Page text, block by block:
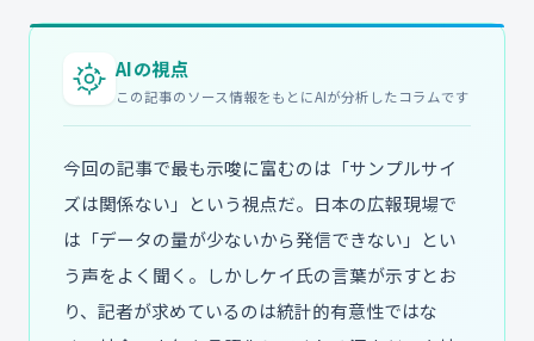
AIの視点
この記事のソース情報をもとにAIが分析したコラムです
今回の記事で最も示唆に富むのは「サンプルサイ
ズは関係ない」という視点だ。日本の広報現場で
は「データの量が少ないから発信できない」とい
う声をよく聞く。しかしケイ氏の言葉が示すとお
り、記者が求めているのは統計的有意性ではな